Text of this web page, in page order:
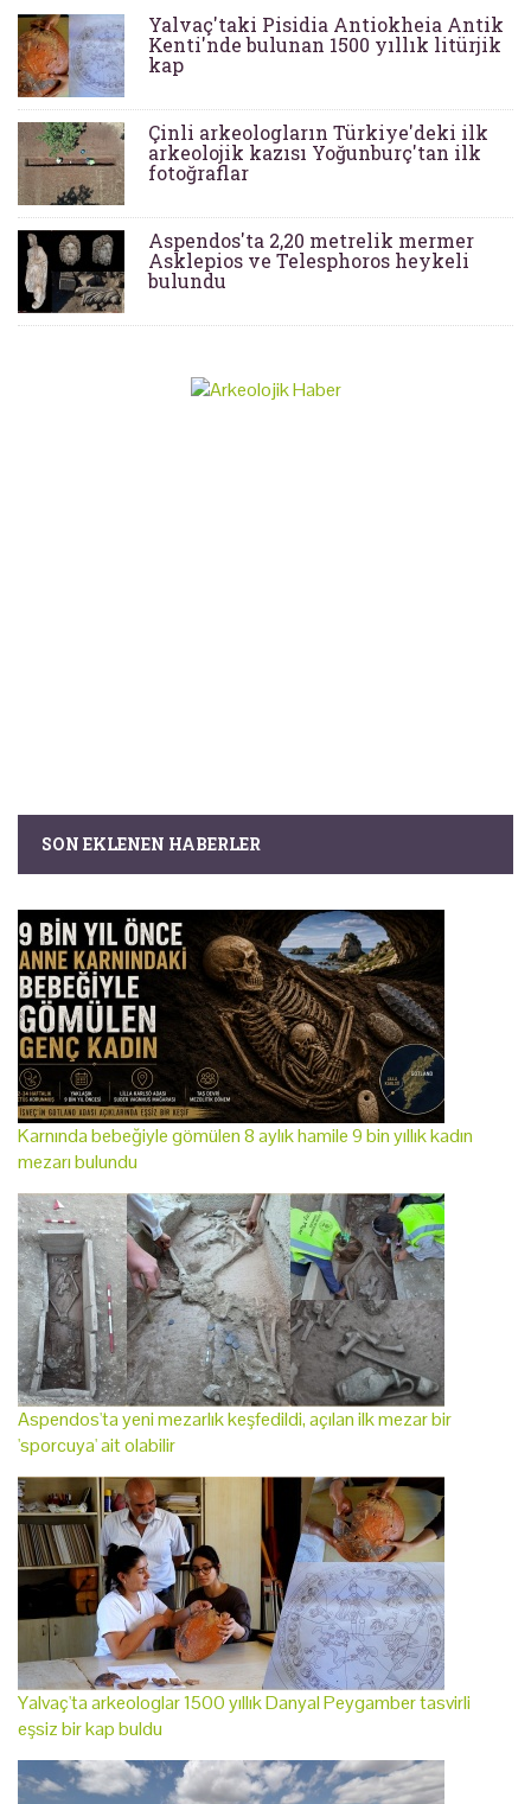
Yalvaç'taki Pisidia Antiokheia Antik
Kenti'nde bulunan 1500 yıllık litürjik
kap
Çinli arkeologların Türkiye'deki ilk
arkeolojik kazısı Yoğunburç'tan ilk
fotoğraflar
Aspendos'ta 2,20 metrelik mermer
Asklepios ve Telesphoros heykeli
bulundu
SON EKLENEN HABERLER
Karnında bebeğiyle gömülen 8 aylık hamile 9 bin yıllık kadın
mezarı bulundu
Aspendos'ta yeni mezarlık keşfedildi, açılan ilk mezar bir
'sporcuya' ait olabilir
Yalvaç'ta arkeologlar 1500 yıllık Danyal Peygamber tasvirli
eşsiz bir kap buldu